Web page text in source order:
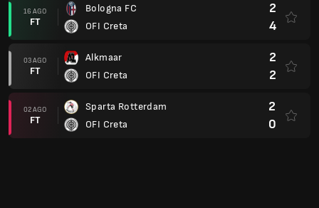
16 AGO
FT
Bologna FC
OFI Creta
2
4
03 AGO
FT
Alkmaar
OFI Creta
2
2
02 AGO
FT
Sparta Rotterdam
OFI Creta
2
0